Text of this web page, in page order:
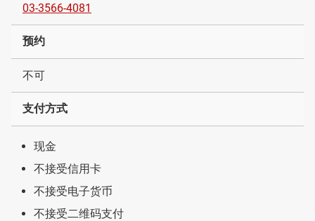
03-3566-4081
预约
不可
支付方式
现金
不接受信用卡
不接受电子货币
不接受二维码支付